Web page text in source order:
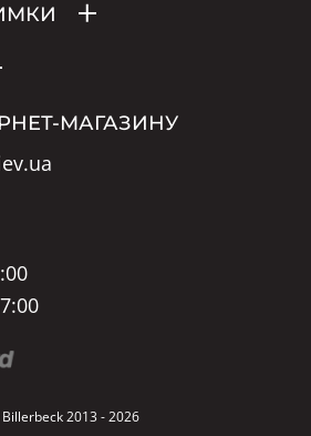
МАГАЗИНУ
2013 - 2026